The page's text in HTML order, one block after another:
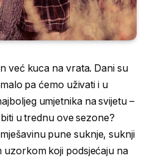
već kuca na vrata. Dani su
pa ćemo uživati i u
umjetnika na svijetu –
u trednu ove sezone?
pune suknje, suknji
uzorkom koji podsjećaju na